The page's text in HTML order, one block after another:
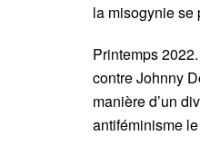
la misogynie se
Printemps
contre Johnny
manière d’un
antiféminisme